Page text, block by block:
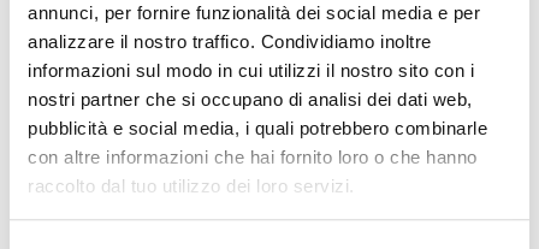
annunci, per fornire funzionalità dei social media e per
analizzare il nostro traffico. Condividiamo inoltre
informazioni sul modo in cui utilizzi il nostro sito con i
nostri partner che si occupano di analisi dei dati web,
pubblicità e social media, i quali potrebbero combinarle
con altre informazioni che hai fornito loro o che hanno
raccolto dal tuo utilizzo dei loro servizi.
- Gestione automatizzata fino a 18 campioni;
- Fino a tre pompe peristaltiche per l'aggiunta di reagenti,
l'aggiunta di solventi, la regolazione del volume del campione
e l'aspirazione dei residui;
- Agitatore magnetico integrato e agitatore a elica opzionale;
- Rilevamento della posizione del becher vuoto;
- Posizione del becher di lavaggio e alloggiamento degli
elettrodi;
- Portaelettrodi con capacità per 3 elettrodi, sonda di
- Sequenze assegnate al metodo personalizzabili dall'utente;
Vedi di più
Documentazione tecnica
TDS / Scheda tecnica
COA